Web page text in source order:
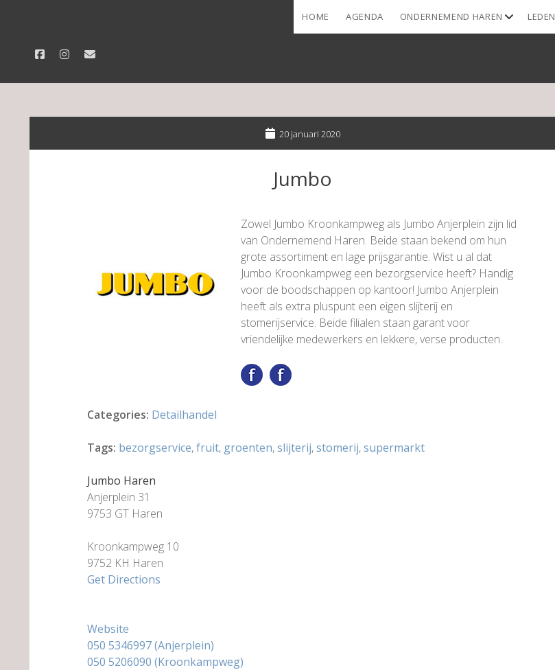
facebookinstagram
email
HOME AGENDA ONDERNEMEND HAREN open
menu
LEDEN
20 januari 2020
Jumbo
Zowel Jumbo Kroonkampweg als Jumbo Anjerplein zijn lid
van Ondernemend Haren. Beide staan bekend om hun
grote assortiment en lage prijsgarantie. Wist u al dat
Jumbo Kroonkampweg een bezorgservice heeft? Handig
voor de boodschappen op kantoor! Jumbo Anjerplein
heeft als extra pluspunt een eigen slijterij en
stomerijservice. Beide filialen staan garant voor
vriendelijke medewerkers en lekkere, verse producten.
Categories: Detailhandel
Tags: bezorgservice,fruit, groenten,slijterij,stomerij,supermarkt
Jumbo Haren
Anjerplein 31
9753 GT Haren
Kroonkampweg 10
9752 KH Haren
Get Directions
Website
050 5346997 (Anjerplein)
050 5206090 (Kroonkampweg)